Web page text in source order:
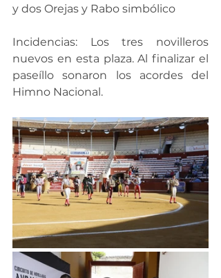
y dos Orejas y Rabo simbólico
Incidencias: Los tres novilleros
nuevos en esta plaza. Al finalizar el
paseíllo sonaron los acordes del
Himno Nacional.